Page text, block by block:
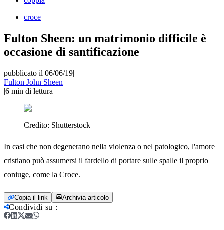
croce
Fulton Sheen: un matrimonio difficile è
occasione di santificazione
pubblicato il 06/06/19|
Fulton John Sheen
|6 min di lettura
Credito: Shutterstock
In casi che non degenerano nella violenza o nel patologico, l'amore
cristiano può assumersi il fardello di portare sulle spalle il proprio
coniuge, come la Croce.
Copia il link Archivia articolo
Condividi su :